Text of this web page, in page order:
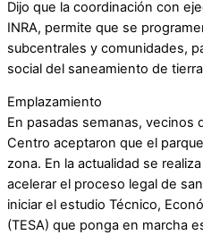
Dijo que la coordinación con
INRA, permite que se
subcentrales y comunidades,
social del saneamiento de
Emplazamiento
En pasadas semanas, vecinos
Centro aceptaron que el
zona. En la actualidad se
acelerar el proceso legal de
iniciar el estudio Técnico,
(TESA) que ponga en marcha